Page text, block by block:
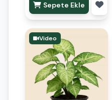
Sepete Ekle
Video